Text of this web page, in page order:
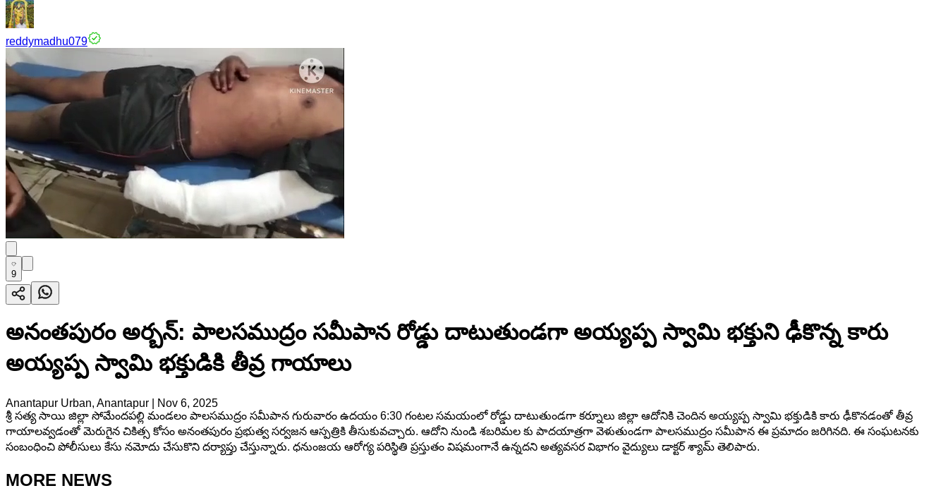
reddymadhu079
9
అనంతపురం అర్బన్: పాలసముద్రం సమీపాన రోడ్డు దాటుతుండగా అయ్యప్ప స్వామి భక్తుని ఢీకొన్న కారు
అయ్యప్ప స్వామి భక్తుడికి తీవ్ర గాయాలు
Anantapur Urban, Anantapur
Nov 6, 2025
శ్రీ సత్య సాయి జిల్లా సోమేందపల్లి మండలం పాలసముద్రం సమీపాన గురువారం ఉదయం 6:30 గంటల సమయంలో రోడ్డు దాటుతుండగా కర్నూలు జిల్లా ఆదోనికి చెందిన అయ్యప్ప స్వామి భక్తుడికి కారు ఢీకొనడంతో తీవ్ర
గాయాలవ్వడంతో మెరుగైన చికిత్స కోసం అనంతపురం ప్రభుత్వ సర్వజన ఆస్పత్రికి తీసుకువచ్చారు. ఆదోని నుండి శబరిమల కు పాదయాత్రగా వెళుతుండగా పాలసముద్రం సమీపాన ఈ ప్రమాదం జరిగినది. ఈ సంఘటనకు
సంబంధించి పోలీసులు కేసు నమోదు చేసుకొని దర్యాప్తు చేస్తున్నారు. ధనుంజయ ఆరోగ్య పరిస్థితి ప్రస్తుతం విషమంగానే ఉన్నదని అత్యవసర విభాగం వైద్యులు డాక్టర్ శ్యామ్ తెలిపారు.
MORE NEWS